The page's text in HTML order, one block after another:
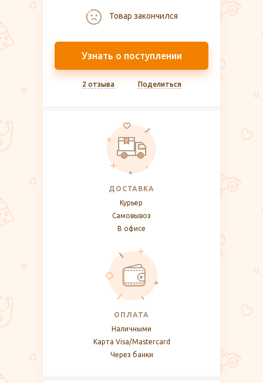
Товар закончился
Узнать о поступлении
2 отзыва Поделиться
ДОСТАВКА
Курьер
Самовывоз
В офисе
ОПЛАТА
Наличными
Карта Visa/Mastercard
Через банки